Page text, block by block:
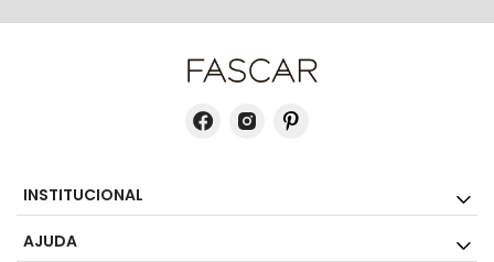
INSTITUCIONAL
AJUDA